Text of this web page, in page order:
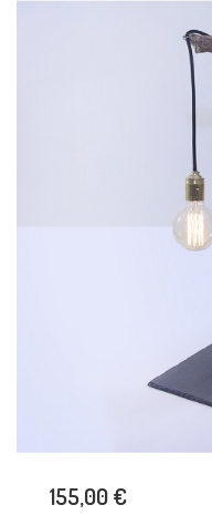
155,00 €